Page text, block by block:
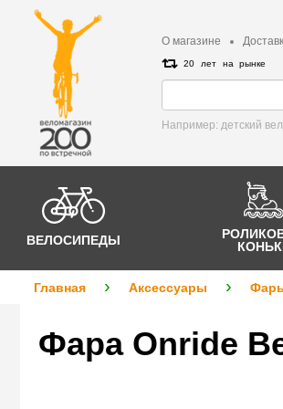
О магазине
20 лет на рынке
Например: детский
ВЕЛОСИПЕДЫ
Главная Аксессуары
Фара Onride